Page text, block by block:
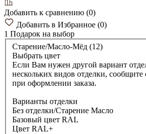
Добавить к сравнению (0)
Добавить в Избранное (0)
1 Подарок на выбор
Старение/Масло-Мёд (12)
Выбрать цвет
Если Вам нужен другой вариант
нескольких видов отделки,
при оформлении заказа.
Варианты отделки
Без отделки/Старение Масло
Базовый цвет RAL
Цвет RAL+